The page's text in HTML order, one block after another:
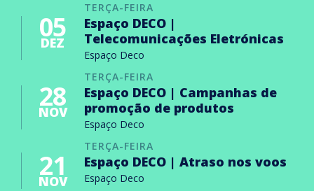
TERÇA-FEIRA
05
DEZ
Espaço DECO |
Telecomunicações Eletrónicas
Espaço Deco
TERÇA-FEIRA
28
NOV
Espaço DECO | Campanhas de
promoção de produtos
Espaço Deco
TERÇA-FEIRA
21
NOV
Espaço DECO | Atraso nos voos
Espaço Deco